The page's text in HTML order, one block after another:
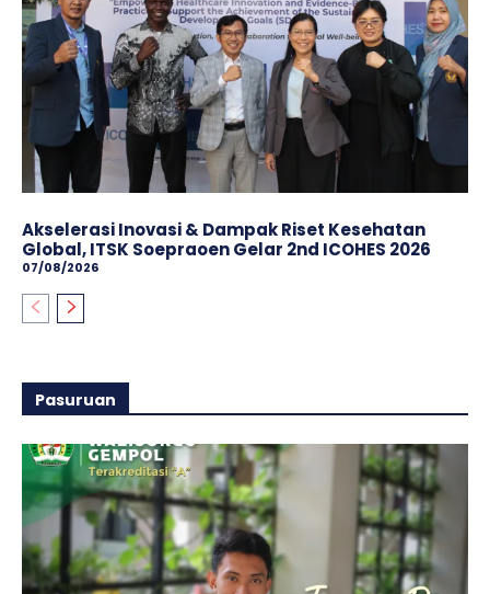
Akselerasi Inovasi & Dampak Riset Kesehatan
Global, ITSK Soepraoen Gelar 2nd ICOHES 2026
07/08/2026
Pasuruan